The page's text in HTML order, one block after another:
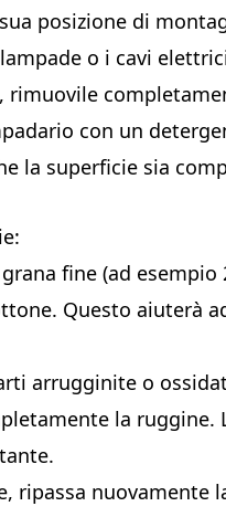
posizione di
o i cavi
rimuovile
con un
la superficie sia
fine (ad
Questo aiuterà
arrugginite o
la ruggine.
ripassa nuovamente